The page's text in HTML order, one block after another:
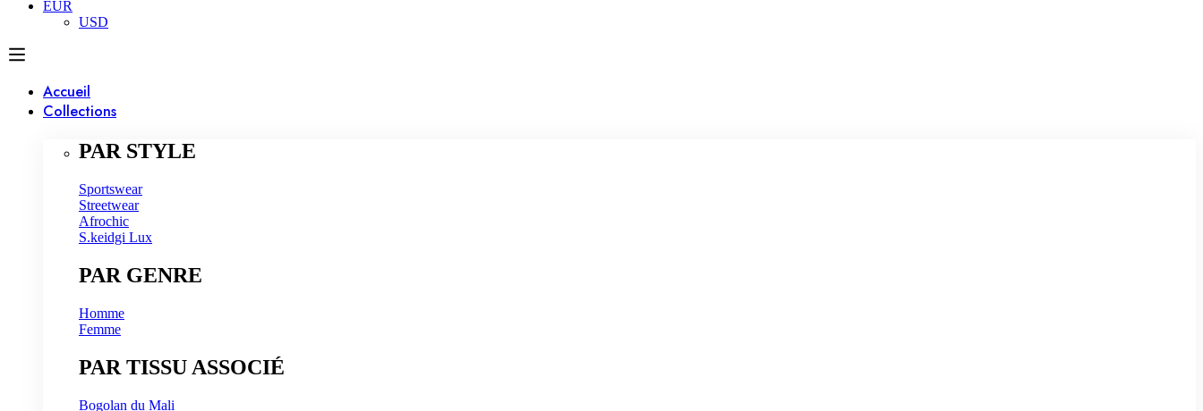
EUR
USD
Accueil
Collections
PAR STYLE
Sportswear
Streetwear
Afrochic
S.keidgi Lux
PAR GENRE
Homme
Femme
PAR TISSU ASSOCIÉ
Bogolan du Mali